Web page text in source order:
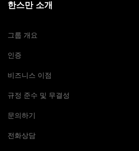
한스만 소개
그룹 개요
인증
비즈니스 이점
규정 준수 및 무결성
문의하기
전화상담